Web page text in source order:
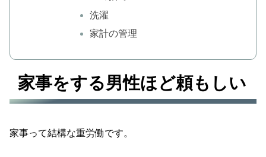
洗濯
家計の管理
家事をする男性ほど頼もしい
家事って結構な重労働です。